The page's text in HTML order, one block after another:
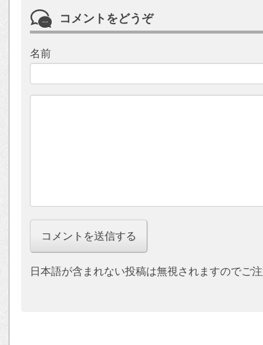
コメントをどうぞ
名前
日本語が含まれない投稿は無視されますのでご